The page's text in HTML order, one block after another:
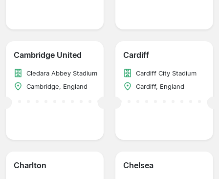
Cambridge United
Cledara Abbey Stadium
Cambridge, England
Cardiff
Cardiff City Stadium
Cardiff, England
Charlton Chelsea